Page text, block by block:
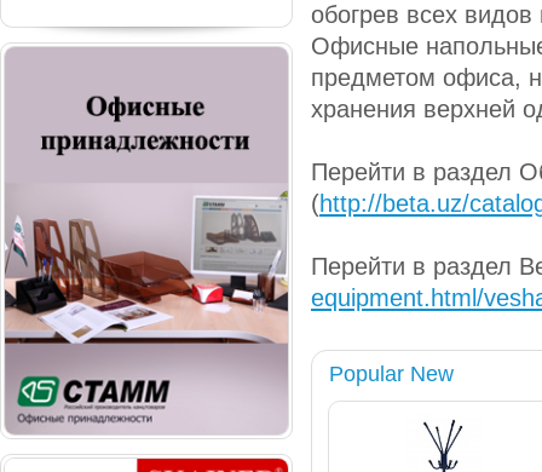
обогрев всех
Офисные
предметом офиса,
хранения верхней
Перейти в раздел
(http://beta.uz/
Перейти в раздел
equipment.html/
Popular New